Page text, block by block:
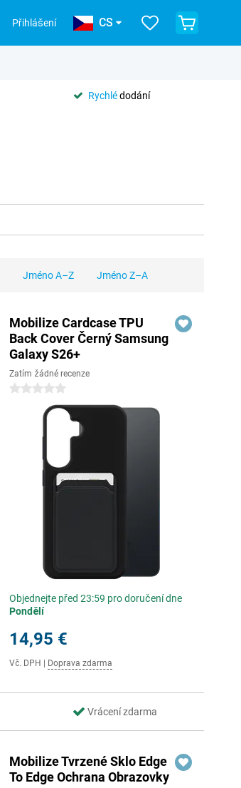
Přihlášení CS
Rychlédodání
Jméno A–Z Jméno Z–A
Mobilize Cardcase TPU
Back Cover Černý Samsung
Galaxy S26+
Zatím žádné recenze
0 hvězdičky
Objednejte před 23:59 pro doručení dne
Pondělí
14,95 €
Vč. DPH Doprava zdarma
Vrácení zdarma
Mobilize Tvrzené Sklo Edge
To Edge Ochrana Obrazovky